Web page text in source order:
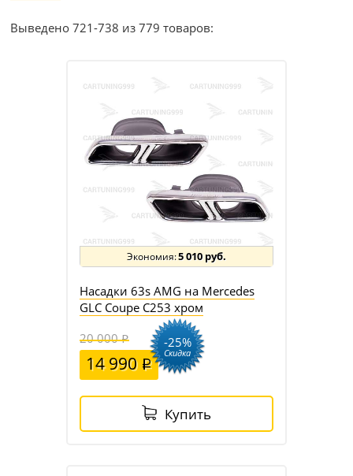
Выведено 721-738 из 779 товаров:
5 010 руб.
Насадки 63s AMG на Mercedes
GLC Coupe C253 хром
20 000
14 990
-25%
Скидка
Купить